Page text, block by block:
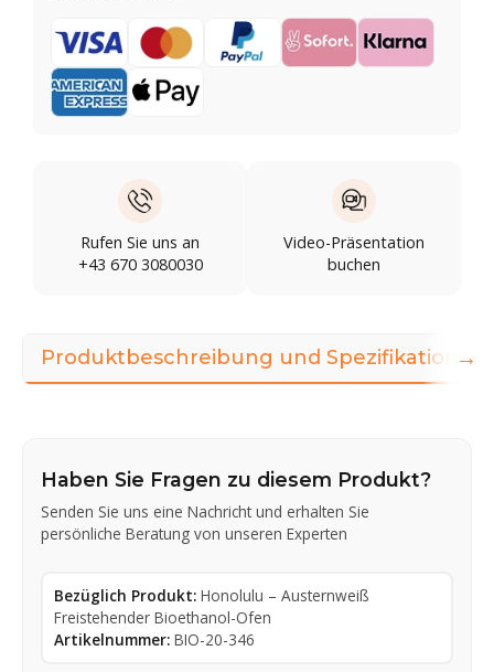
Rufen Sie uns an
+43 670 3080030
Video-Präsentation
buchen
Produktbeschreibung und Spezifikationen
Haben Sie Fragen zu diesem Produkt?
Senden Sie uns eine Nachricht und erhalten Sie
persönliche Beratung von unseren Experten
Bezüglich Produkt: Honolulu – Austernweiß
Freistehender Bioethanol-Ofen
Artikelnummer: BIO-20-346
→